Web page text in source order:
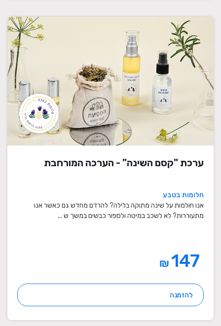
ערכת "קסם השינה" - הערכה המורחבת
חלומות בטבע
אנו חולמות על שינה מתוקה בלילה? להרדם מחדש גם כאשר אנו
מתעוררות? לא לשכב במיטה ולספור כבשים במשך ש ...
₪
להזמנה